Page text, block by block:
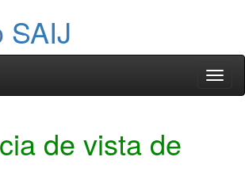
SAIJ
de vista de